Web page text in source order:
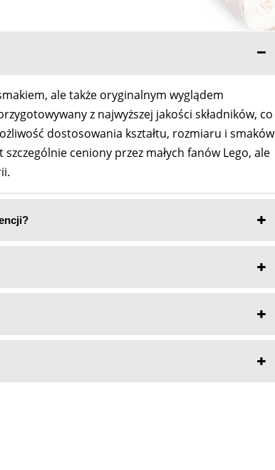
ale także oryginalnym wyglądem
z najwyższej jakości składników, co
dostosowania kształtu, rozmiaru i smaków
ceniony przez małych fanów Lego, ale